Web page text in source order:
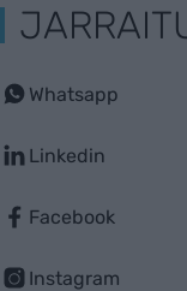
Whatsapp
Linkedin
Facebook
Instagram